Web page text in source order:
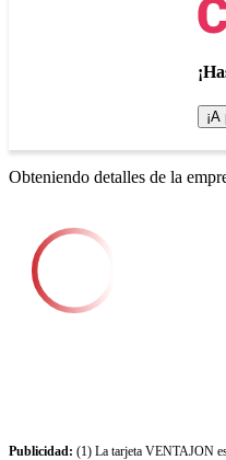
Obteniendo detalles de la
Publicidad: (1) La tarjeta VENTAJON